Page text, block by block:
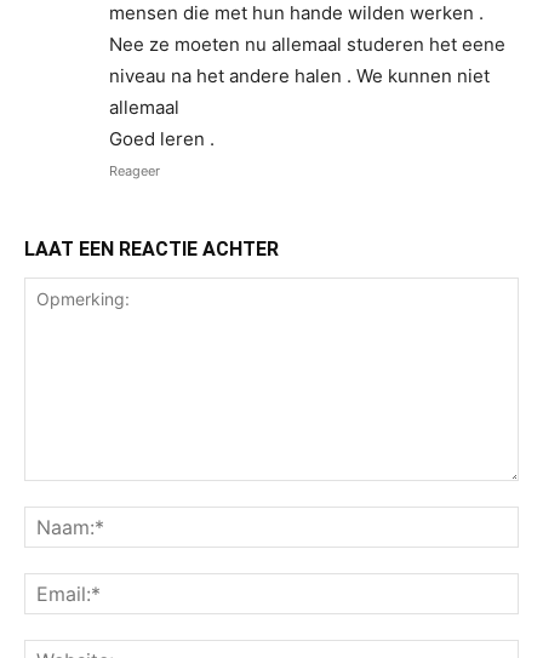
mensen die met hun hande wilden werken .
Nee ze moeten nu allemaal studeren het eene
niveau na het andere halen . We kunnen niet
allemaal
Goed leren .
Reageer
LAAT EEN REACTIE ACHTER